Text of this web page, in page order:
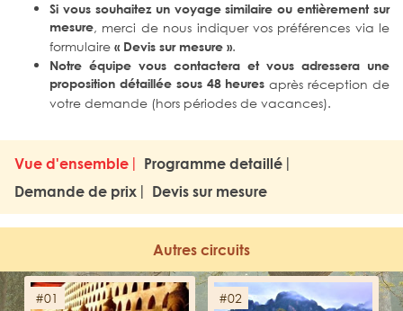
Si vous souhaitez un voyage similaire ou entièrement sur
mesure, merci de nous indiquer vos préférences via le
formulaire « Devis sur mesure ».
Notre équipe vous contactera et vous adressera une
proposition détaillée sous 48 heures après réception de
votre demande (hors périodes de vacances).
Vue d'ensemble
Programme detaillé
Demande de prix
Devis sur mesure
Autres circuits
#01 #02